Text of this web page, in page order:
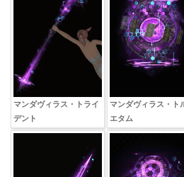
マンダヴィラス・トライ
デント
マンダヴィラス・ト
エタム